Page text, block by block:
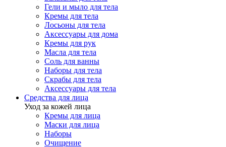
Гели и мыло для тела
Кремы для тела
Лосьоны для тела
Аксессуары для дома
Кремы для рук
Масла для тела
Соль для ванны
Наборы для тела
Скрабы для тела
Аксессуары для тела
Средства для лица
Уход за кожей лица
Кремы для лица
Маски для лица
Наборы
Очищение